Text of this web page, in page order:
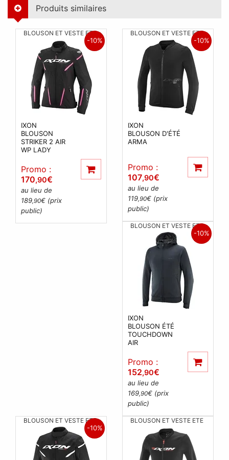
Produits similaires
BLOUSON ET VESTE ETE
-10%
IXON
BLOUSON
STRIKER 2 AIR
WP LADY
Promo :
170,90€
au lieu de
189,90€ (prix
public)
BLOUSON ET VESTE ETE
-10%
IXON
BLOUSON D'ÉTÉ
ARMA
Promo :
107,90€
au lieu de
119,90€ (prix
public)
BLOUSON ET VESTE ETE
-10%
IXON
BLOUSON ÉTÉ
TOUCHDOWN
AIR
Promo :
152,90€
au lieu de
169,90€ (prix
public)
BLOUSON ET VESTE ETE
-10%
BLOUSON ET VESTE ETE